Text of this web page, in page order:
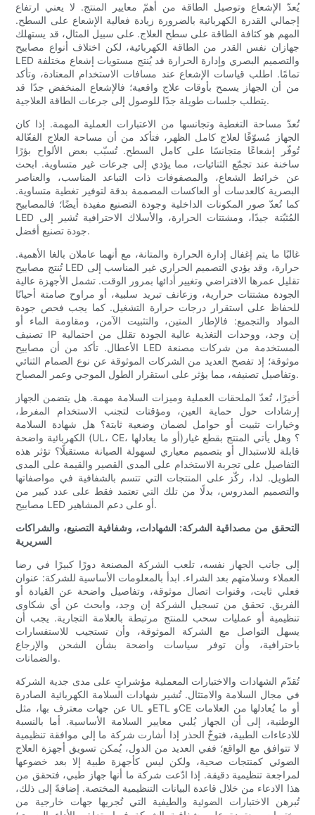
يُعدّ الإشعاع وتوصيل الطاقة من أهمّ معايير المنتج. لا يعني ارتفاع
إجمالي القدرة الكهربائية بالضرورة زيادة فعالية الإشعاع على السطح.
المهم هو كثافة الطاقة على سطح العلاج. على سبيل المثال، قد يستهلك
جهازان نفس القدر من الطاقة الكهربائية، لكن اختلاف أنواع مصابيح
LED والتصميم البصري وإدارة الحرارة قد يُنتج مستويات إشعاع مختلفة
تمامًا. اطلب قياسات الإشعاع عند مسافات الاستخدام المعتادة، وتأكد
من أن الجهاز يسمح بأوقات علاج واقعية؛ فالإشعاع المنخفض جدًا قد
يتطلب جلسات طويلة جدًا للوصول إلى جرعات الطاقة العلاجية.
تُعدّ مساحة التغطية وتجانسها من الاعتبارات العملية المهمة. إذا كان
الجهاز مُسوّقًا لعلاج كامل الظهر، فتأكد من أن مساحة العلاج الفعّالة
تُوفّر إشعاعًا متجانسًا على كامل السطح. تُسبّب بعض الألواح بؤرًا
ساخنة عند تجمّع الثنائيات، مما يؤدي إلى جرعات غير متساوية. ابحث
عن خرائط الشعاع، والمصفوفات ذات التباعد المناسب، والعناصر
البصرية كالعدسات أو العاكسات المصممة بدقة لتوفير تغطية متساوية.
كما تُعدّ صور المكونات الداخلية وجودة التصنيع مفيدة أيضًا؛ فالمصابيح
LED المُثبّتة جيدًا، ومشتتات الحرارة، والأسلاك الاحترافية تُشير إلى
جودة تصنيع أفضل.
غالبًا ما يتم إغفال إدارة الحرارة والمتانة، مع أنهما عاملان بالغا الأهمية.
تُنتج مصابيح LED حرارة، وقد يؤدي التصميم الحراري غير المناسب إلى
تقليل عمرها الافتراضي وتغيير أدائها بمرور الوقت. تشمل الأجهزة عالية
الجودة مشتتات حرارية، وزعانف تبريد سلبية، أو مراوح صامتة أحيانًا
للحفاظ على استقرار درجات حرارة التشغيل. كما يجب فحص جودة
المواد والتجميع: فالإطار المتين، والتثبيت الآمن، ومقاومة الماء أو
تصنيف IP إن وجد، ووحدات التغذية عالية الجودة تقلل من احتمالية
الأعطال. تأكد من أن مصابيح LED المستخدمة من شركات مصنعة
موثوقة؛ إذ تفصح العديد من الشركات الموثوقة عن نوع الصمام الثنائي
وتفاصيل تصنيفه، مما يؤثر على استقرار الطول الموجي وعمر المصباح.
أخيرًا، تُعدّ الملحقات العملية وميزات السلامة مهمة. هل يتضمن الجهاز
إرشادات حول حماية العين، ومؤقتات لتجنب الاستخدام المفرط،
وخيارات تثبيت أو حوامل لضمان وضعية ثابتة؟ هل شهادة السلامة
الكهربائية واضحة (UL، CE، أو ما يعادلها)؟ وهل يأتي المنتج بقطع غيار
قابلة للاستبدال أو بتصميم معياري لسهولة الصيانة مستقبلًا؟ تؤثر هذه
التفاصيل على تجربة الاستخدام على المدى القصير والقيمة على المدى
الطويل. لذا، ركّز على المنتجات التي تتسم بالشفافية في مواصفاتها
والتصميم المدروس، بدلًا من تلك التي تعتمد فقط على عدد كبير من
مصابيح LED أو على دعم المشاهير.
التحقق من مصداقية الشركة: الشهادات، وشفافية التصنيع، والشراكات
السريرية
إلى جانب الجهاز نفسه، تلعب الشركة المصنعة دورًا كبيرًا في رضا
العملاء وسلامتهم بعد الشراء. ابدأ بالمعلومات الأساسية للشركة: عنوان
فعلي ثابت، وقنوات اتصال موثوقة، وتفاصيل واضحة عن القيادة أو
الفريق. تحقق من تسجيل الشركة إن وجد، وابحث عن أي شكاوى
تنظيمية أو عمليات سحب للمنتج مرتبطة بالعلامة التجارية. يجب أن
يسهل التواصل مع الشركة الموثوقة، وأن تستجيب للاستفسارات
باحترافية، وأن توفر سياسات واضحة بشأن الشحن والإرجاع
والضمانات.
تُقدّم الشهادات والاختبارات المعملية مؤشراتٍ على مدى جدية الشركة
في مجال السلامة والامتثال. تُشير شهادات السلامة الكهربائية الصادرة
عن جهات معترف بها، مثل UL وETL وCE أو ما يُعادلها من العلامات
الوطنية، إلى أن الجهاز يُلبي معايير السلامة الأساسية. أما بالنسبة
للادعاءات الطبية، فتوخّ الحذر إذا أشارت شركة ما إلى موافقة تنظيمية
لا تتوافق مع الواقع؛ ففي العديد من الدول، يُمكن تسويق أجهزة العلاج
الضوئي كمنتجات صحية، ولكن ليس كأجهزة طبية إلا بعد خضوعها
لمراجعة تنظيمية دقيقة. إذا ادّعت شركة ما أنها جهاز طبي، فتحقق من
هذا الادعاء من خلال قاعدة البيانات التنظيمية المختصة. إضافةً إلى ذلك،
تُبرهن الاختبارات الضوئية والطيفية التي تُجريها جهات خارجية من